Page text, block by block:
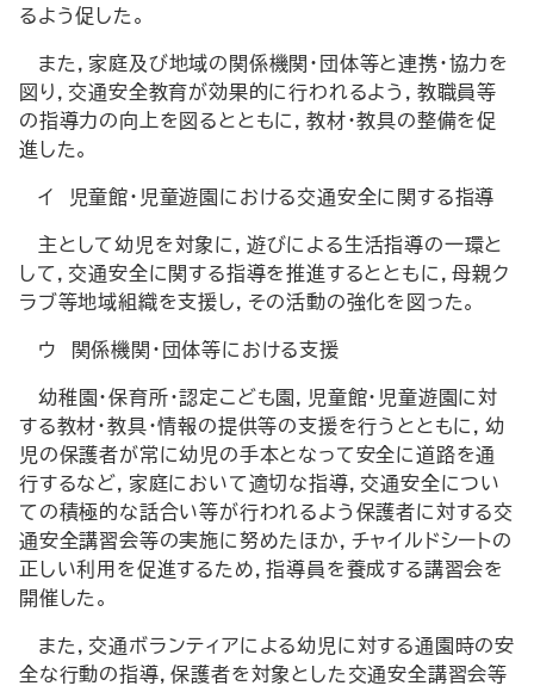
るよう促した。
また，家庭及び地域の関係機関・団体等と連携・協力を
図り，交通安全教育が効果的に行われるよう，教職員等
の指導力の向上を図るとともに，教材・教具の整備を促
進した。
イ 児童館・児童遊園における交通安全に関する指導
主として幼児を対象に，遊びによる生活指導の一環と
して，交通安全に関する指導を推進するとともに，母親ク
ラブ等地域組織を支援し，その活動の強化を図った。
ウ 関係機関・団体等における支援
幼稚園・保育所・認定こども園，児童館・児童遊園に対
する教材・教具・情報の提供等の支援を行うとともに，幼
児の保護者が常に幼児の手本となって安全に道路を通
行するなど，家庭において適切な指導，交通安全につい
ての積極的な話合い等が行われるよう保護者に対する交
通安全講習会等の実施に努めたほか，チャイルドシートの
正しい利用を促進するため，指導員を養成する講習会を
開催した。
また，交通ボランティアによる幼児に対する通園時の安
全な行動の指導，保護者を対象とした交通安全講習会等